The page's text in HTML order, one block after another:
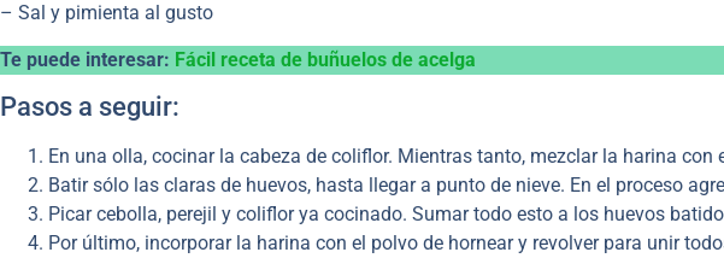
– Sal y pimienta al gusto
Te puede interesar: Fácil receta de buñuelos de acelga
Pasos a seguir:
En una olla, cocinar la cabeza de coliflor. Mientras tanto, mezclar la harina con
Batir sólo las claras de huevos, hasta llegar a punto de nieve. En el proceso
Picar cebolla, perejil y coliflor ya cocinado. Sumar todo esto a los huevos
Por último, incorporar la harina con el polvo de hornear y revolver para unir